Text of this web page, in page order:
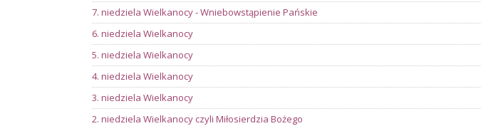
7. niedziela Wielkanocy - Wniebowstąpienie Pańskie
6. niedziela Wielkanocy
5. niedziela Wielkanocy
4. niedziela Wielkanocy
3. niedziela Wielkanocy
2. niedziela Wielkanocy czyli Miłosierdzia Bożego